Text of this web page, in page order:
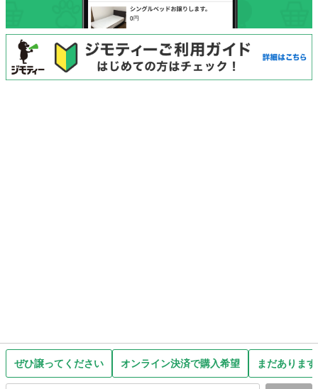
ぜひ譲ってください オンライン決済で購入希望 まだありま